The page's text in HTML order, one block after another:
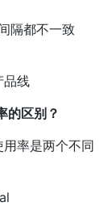
隔都不一致
品线
的区别？
率是两个不同